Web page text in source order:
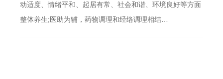
动适度、情绪平和、起居有常、社会和谐、环境良好等方面
整体养生;医助为辅，药物调理和经络调理相结…